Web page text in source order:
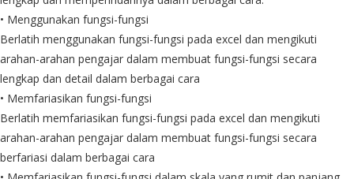
• Menggunakan fungsi-fungsi
Berlatih menggunakan fungsi-fungsi pada excel dan mengikuti
arahan-arahan pengajar dalam membuat fungsi-fungsi secara
lengkap dan detail dalam berbagai cara
• Memfariasikan fungsi-fungsi
Berlatih memfariasikan fungsi-fungsi pada excel dan mengikuti
arahan-arahan pengajar dalam membuat fungsi-fungsi secara
berfariasi dalam berbagai cara